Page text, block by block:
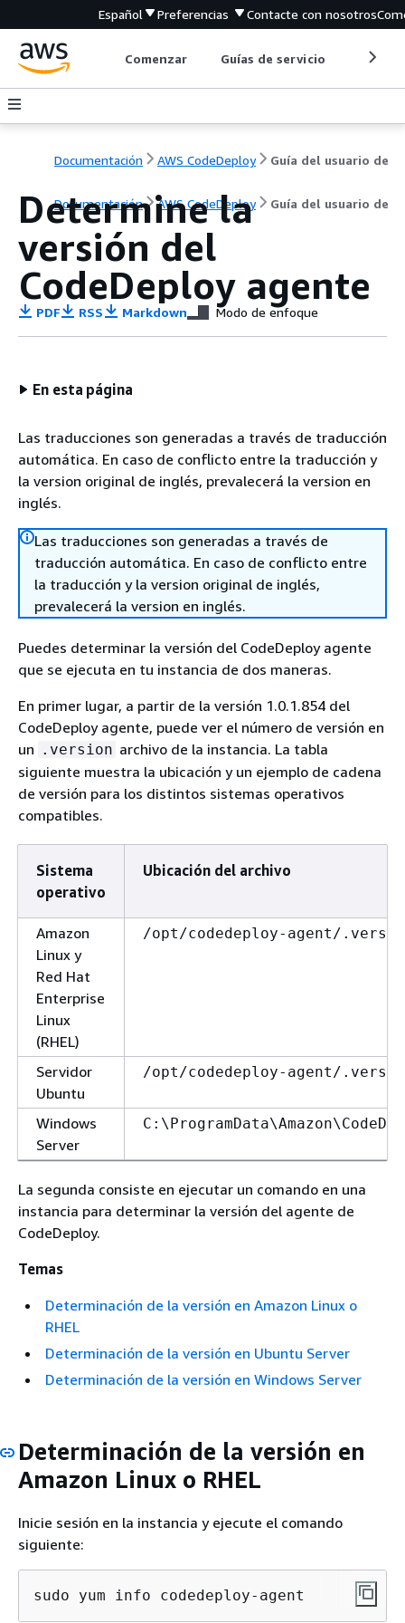
Español Preferencias Contacte con nosotros
Comenzar Guías de servicio
Documentación AWS CodeDeploy Guía del usuario de
Documentación AWS CodeDeploy Guía del usuario de
Determine la
versión del
CodeDeploy agente
PDF RSS Markdown Modo de enfoque
En esta página
Las traducciones son generadas a través de traducción
automática. En caso de conflicto entre la traducción y
la version original de inglés, prevalecerá la version en
inglés.
Las traducciones son generadas a través de
traducción automática. En caso de conflicto entre
la traducción y la version original de inglés,
prevalecerá la version en inglés.
Puedes determinar la versión del CodeDeploy agente
que se ejecuta en tu instancia de dos maneras.
En primer lugar, a partir de la versión 1.0.1.854 del
CodeDeploy agente, puede ver el número de versión en
un .version archivo de la instancia. La tabla
siguiente muestra la ubicación y un ejemplo de cadena
de versión para los distintos sistemas operativos
compatibles.
Sistema
operativo
Ubicación del archivo
Amazon
Linux y
Red Hat
Enterprise
Linux
(RHEL)
/opt/codedeploy-agent/
Servidor
Ubuntu
/opt/codedeploy-agent/
Windows
Server
La segunda consiste en ejecutar un comando en una
instancia para determinar la versión del agente de
CodeDeploy.
Temas
Determinación de la versión en Amazon Linux o
RHEL
Determinación de la versión en Ubuntu Server
Determinación de la versión en Windows Server
Determinación de la versión en
Amazon Linux o RHEL
Inicie sesión en la instancia y ejecute el comando
siguiente:
sudo yum info codedeploy-agent